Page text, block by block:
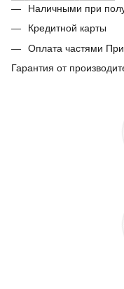
Наличными при
Кредитной карты
Оплата частями
Гарантия от